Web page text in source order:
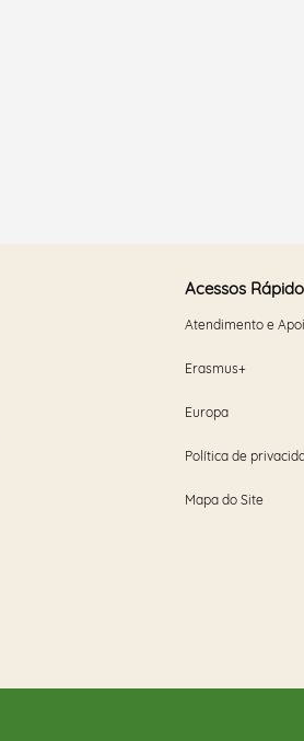
Acessos
Atendimento e
Erasmus+
Europa
Política de
Mapa do Site